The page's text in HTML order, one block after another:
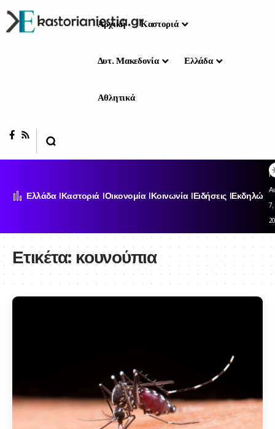
Αρχική Καστοριά
Δυτ. Μακεδονία Ελλάδα
Αθλητικά
Ελλάδα Καστοριά Οικονομία Κοινωνία Ειδήσεις
7,
Ετικέτα: κουνούπια